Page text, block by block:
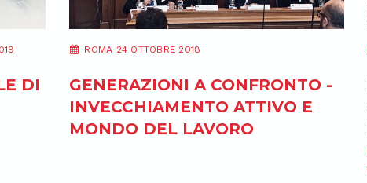
DI
ROMA 24 OTTOBRE 2018
GENERAZIONI A CONFRONTO -
INVECCHIAMENTO ATTIVO E
MONDO DEL LAVORO